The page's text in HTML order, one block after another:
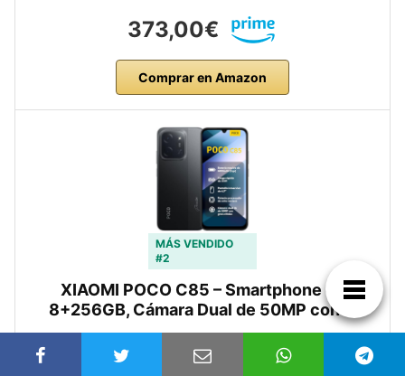
373,00€
Comprar en Amazon
MÁS VENDIDO
#2
XIAOMI POCO C85 – Smartphone de
8+256GB, Cámara Dual de 50MP con …
114,75€